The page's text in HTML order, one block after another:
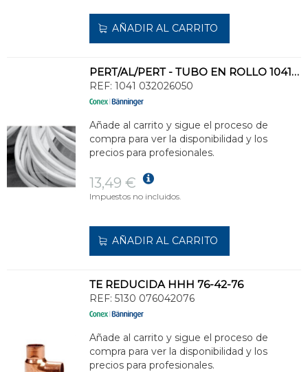
AÑADIR AL CARRITO
PERT/AL/PERT - TUBO EN ROLLO 1041 - 32 X 3 - 50M
REF: 1041 032026050
Añade al carrito y sigue el proceso de
compra para ver la disponibilidad y los
precios para profesionales.
13,49 €
Impuestos no incluidos.
AÑADIR AL CARRITO
TE REDUCIDA HHH 76-42-76
REF: 5130 076042076
Añade al carrito y sigue el proceso de
compra para ver la disponibilidad y los
precios para profesionales.